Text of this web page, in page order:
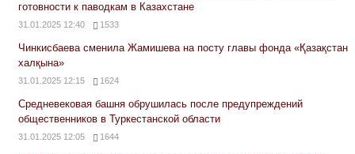
готовности к паводкам в Казахстане
31.01.2025 12:40 1533
Чинкисбаева сменила Жамишева на посту главы фонда «Қазақстан
халқына»
31.01.2025 12:15 1624
Средневековая башня обрушилась после предупреждений
общественников в Туркестанской области
31.01.2025 12:05 1644